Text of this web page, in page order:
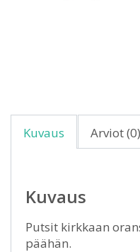
Kuvaus Arviot (0)
Kuvaus
Putsit kirkkaan
päähän.